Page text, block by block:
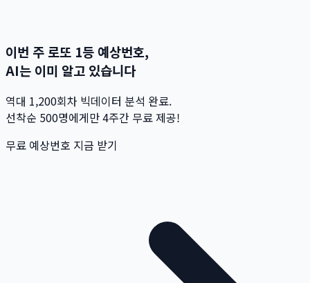
이번 주 로또 1등 예상번호,
AI는 이미 알고 있습니다
역대 1,200회차 빅데이터 분석 완료.
선착순 500명에게만 4주간 무료 제공!
무료 예상번호 지금 받기